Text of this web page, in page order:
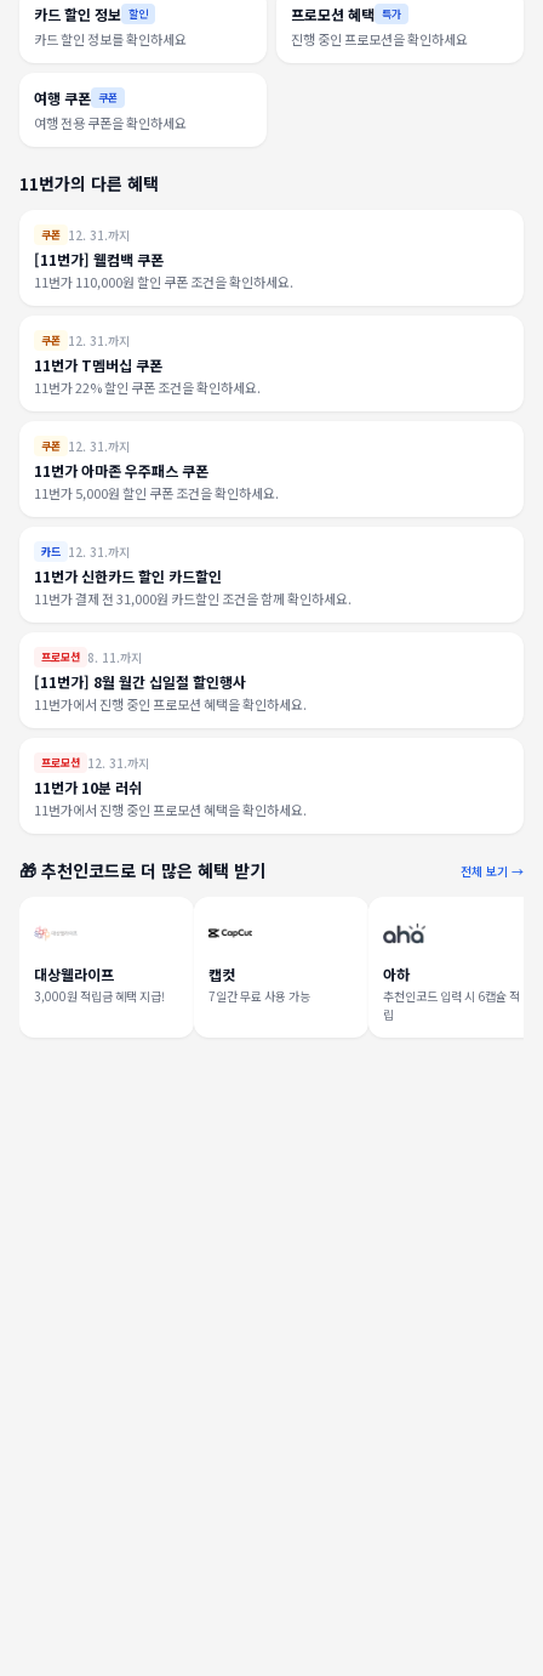
카드 할인 정보 할인
카드 할인 정보를 확인하세요
프로모션 혜택 특가
진행 중인 프로모션을 확인하세요
여행 쿠폰 쿠폰
여행 전용 쿠폰을 확인하세요
11번가의 다른 혜택
쿠폰 12. 31.까지
[11번가] 웰컴백 쿠폰
11번가 110,000원 할인 쿠폰 조건을 확인하세요.
쿠폰 12. 31.까지
11번가 T멤버십 쿠폰
11번가 22% 할인 쿠폰 조건을 확인하세요.
쿠폰 12. 31.까지
11번가 아마존 우주패스 쿠폰
11번가 5,000원 할인 쿠폰 조건을 확인하세요.
카드 12. 31.까지
11번가 신한카드 할인 카드할인
11번가 결제 전 31,000원 카드할인 조건을 함께 확인하세요.
프로모션 8. 11.까지
[11번가] 8월 월간 십일절 할인행사
11번가에서 진행 중인 프로모션 혜택을 확인하세요.
프로모션 12. 31.까지
11번가 10분 러쉬
11번가에서 진행 중인 프로모션 혜택을 확인하세요.
🎁 추천인코드로 더 많은 혜택 받기 전체 보기 →
대상웰라이프
3,000원 적립금 혜택 지급!
캡컷
7일간 무료 사용 가능
아하
추천인코드 입력 시 6캡슐 적
립